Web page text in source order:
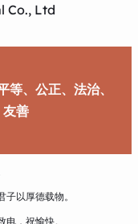
Co., Ltd
、公正、法治、
友善
以厚德载物。
，祝愉快。